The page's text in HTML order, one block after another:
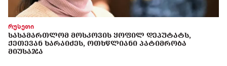
რუსეთი
ᲡᲐᲡᲐᲛᲐᲠᲗᲚᲝᲛ ᲛᲝᲡᲙᲝᲕᲘᲡ ᲧᲝᲤᲘᲚ ᲓᲔᲞᲣᲢᲐᲢᲡ,
ᲥᲔᲗᲔᲕᲐᲜ ᲮᲐᲠᲐᲘᲫᲔᲡ, ᲝᲗᲮᲬᲚᲘᲐᲜᲘ ᲞᲐᲢᲘᲛᲠᲝᲑᲐ
ᲛᲘᲣᲡᲐᲯᲐ